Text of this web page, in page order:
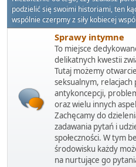
podzielić się swoimi historiami, ten
wspólnie czerpmy z siły kobiecej
Sprawy intymne
To miejsce
delikatnych kwestii
Tutaj możemy
seksualnym, relacjach
antykoncepcji,
oraz wielu innych
Zachęcamy do
zadawania pytań i
społeczności. W tym
środowisku każdy
na nurtujące go